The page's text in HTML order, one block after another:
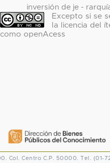
inversión de je -
Excepto si se
la licencia del
como openAcess
Col. Centro C.P. 50000. Tel. (01-